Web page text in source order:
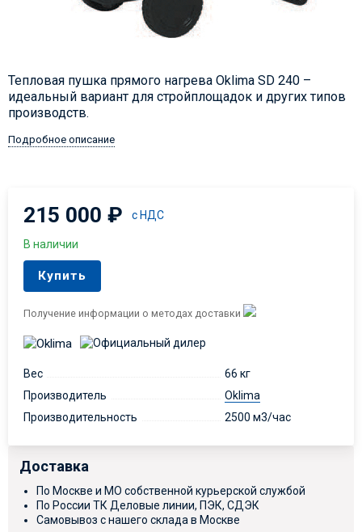
Тепловая пушка прямого нагрева Oklima SD 240 –
идеальный вариант для стройплощадок и других типов
производств.
Подробное описание
215 000₽ с НДС
В наличии
Купить
Получение информации о методах доставки
Вес
66 кг
Производитель
Oklima
Производительность
2500 м3/час
Доставка
По Москве и МО собственной курьерской службой
По России ТК Деловые линии, ПЭК, СДЭК
Самовывоз с нашего склада в Москве